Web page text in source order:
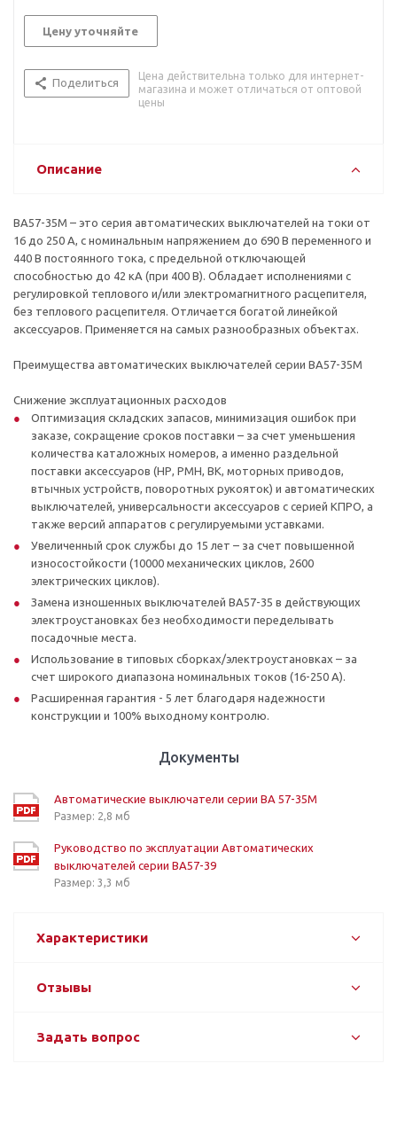
Цену уточняйте
Поделиться
Цена действительна только для интернет-
магазина и может отличаться от оптовой
цены
Описание
ВА57-35М – это серия автоматических выключателей на токи от
16 до 250 А, с номинальным напряжением до 690 В переменного и
440 В постоянного тока, с предельной отключающей
способностью до 42 кА (при 400 В). Обладает исполнениями с
регулировкой теплового и/или электромагнитного расцепителя,
без теплового расцепителя. Отличается богатой линейкой
аксессуаров. Применяется на самых разнообразных объектах.
Преимущества автоматических выключателей серии ВА57-35М
Снижение эксплуатационных расходов
Оптимизация складских запасов, минимизация ошибок при
заказе, сокращение сроков поставки – за счет уменьшения
количества каталожных номеров, а именно раздельной
поставки аксессуаров (НР, РМН, ВК, моторных приводов,
втычных устройств, поворотных рукояток) и автоматических
выключателей, универсальности аксессуаров с серией КПРО, а
также версий аппаратов с регулируемыми уставками.
Увеличенный срок службы до 15 лет – за счет повышенной
износостойкости (10000 механических циклов, 2600
электрических циклов).
Замена изношенных выключателей BA57-35 в действующих
электроустановках без необходимости переделывать
посадочные места.
Использование в типовых сборках/электроустановках – за
счет широкого диапазона номинальных токов (16-250 А).
Расширенная гарантия - 5 лет благодаря надежности
конструкции и 100% выходному контролю.
Документы
Автоматические выключатели серии ВА 57-35М
Размер: 2,8 мб
Руководство по эксплуатации Автоматических
выключателей серии ВА57-39
Размер: 3,3 мб
Характеристики
Отзывы
Задать вопрос